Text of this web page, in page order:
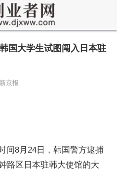
国大学生试图闯入日本驻
京报
间8月24日，韩国警方逮捕
路区日本驻韩大使馆的大